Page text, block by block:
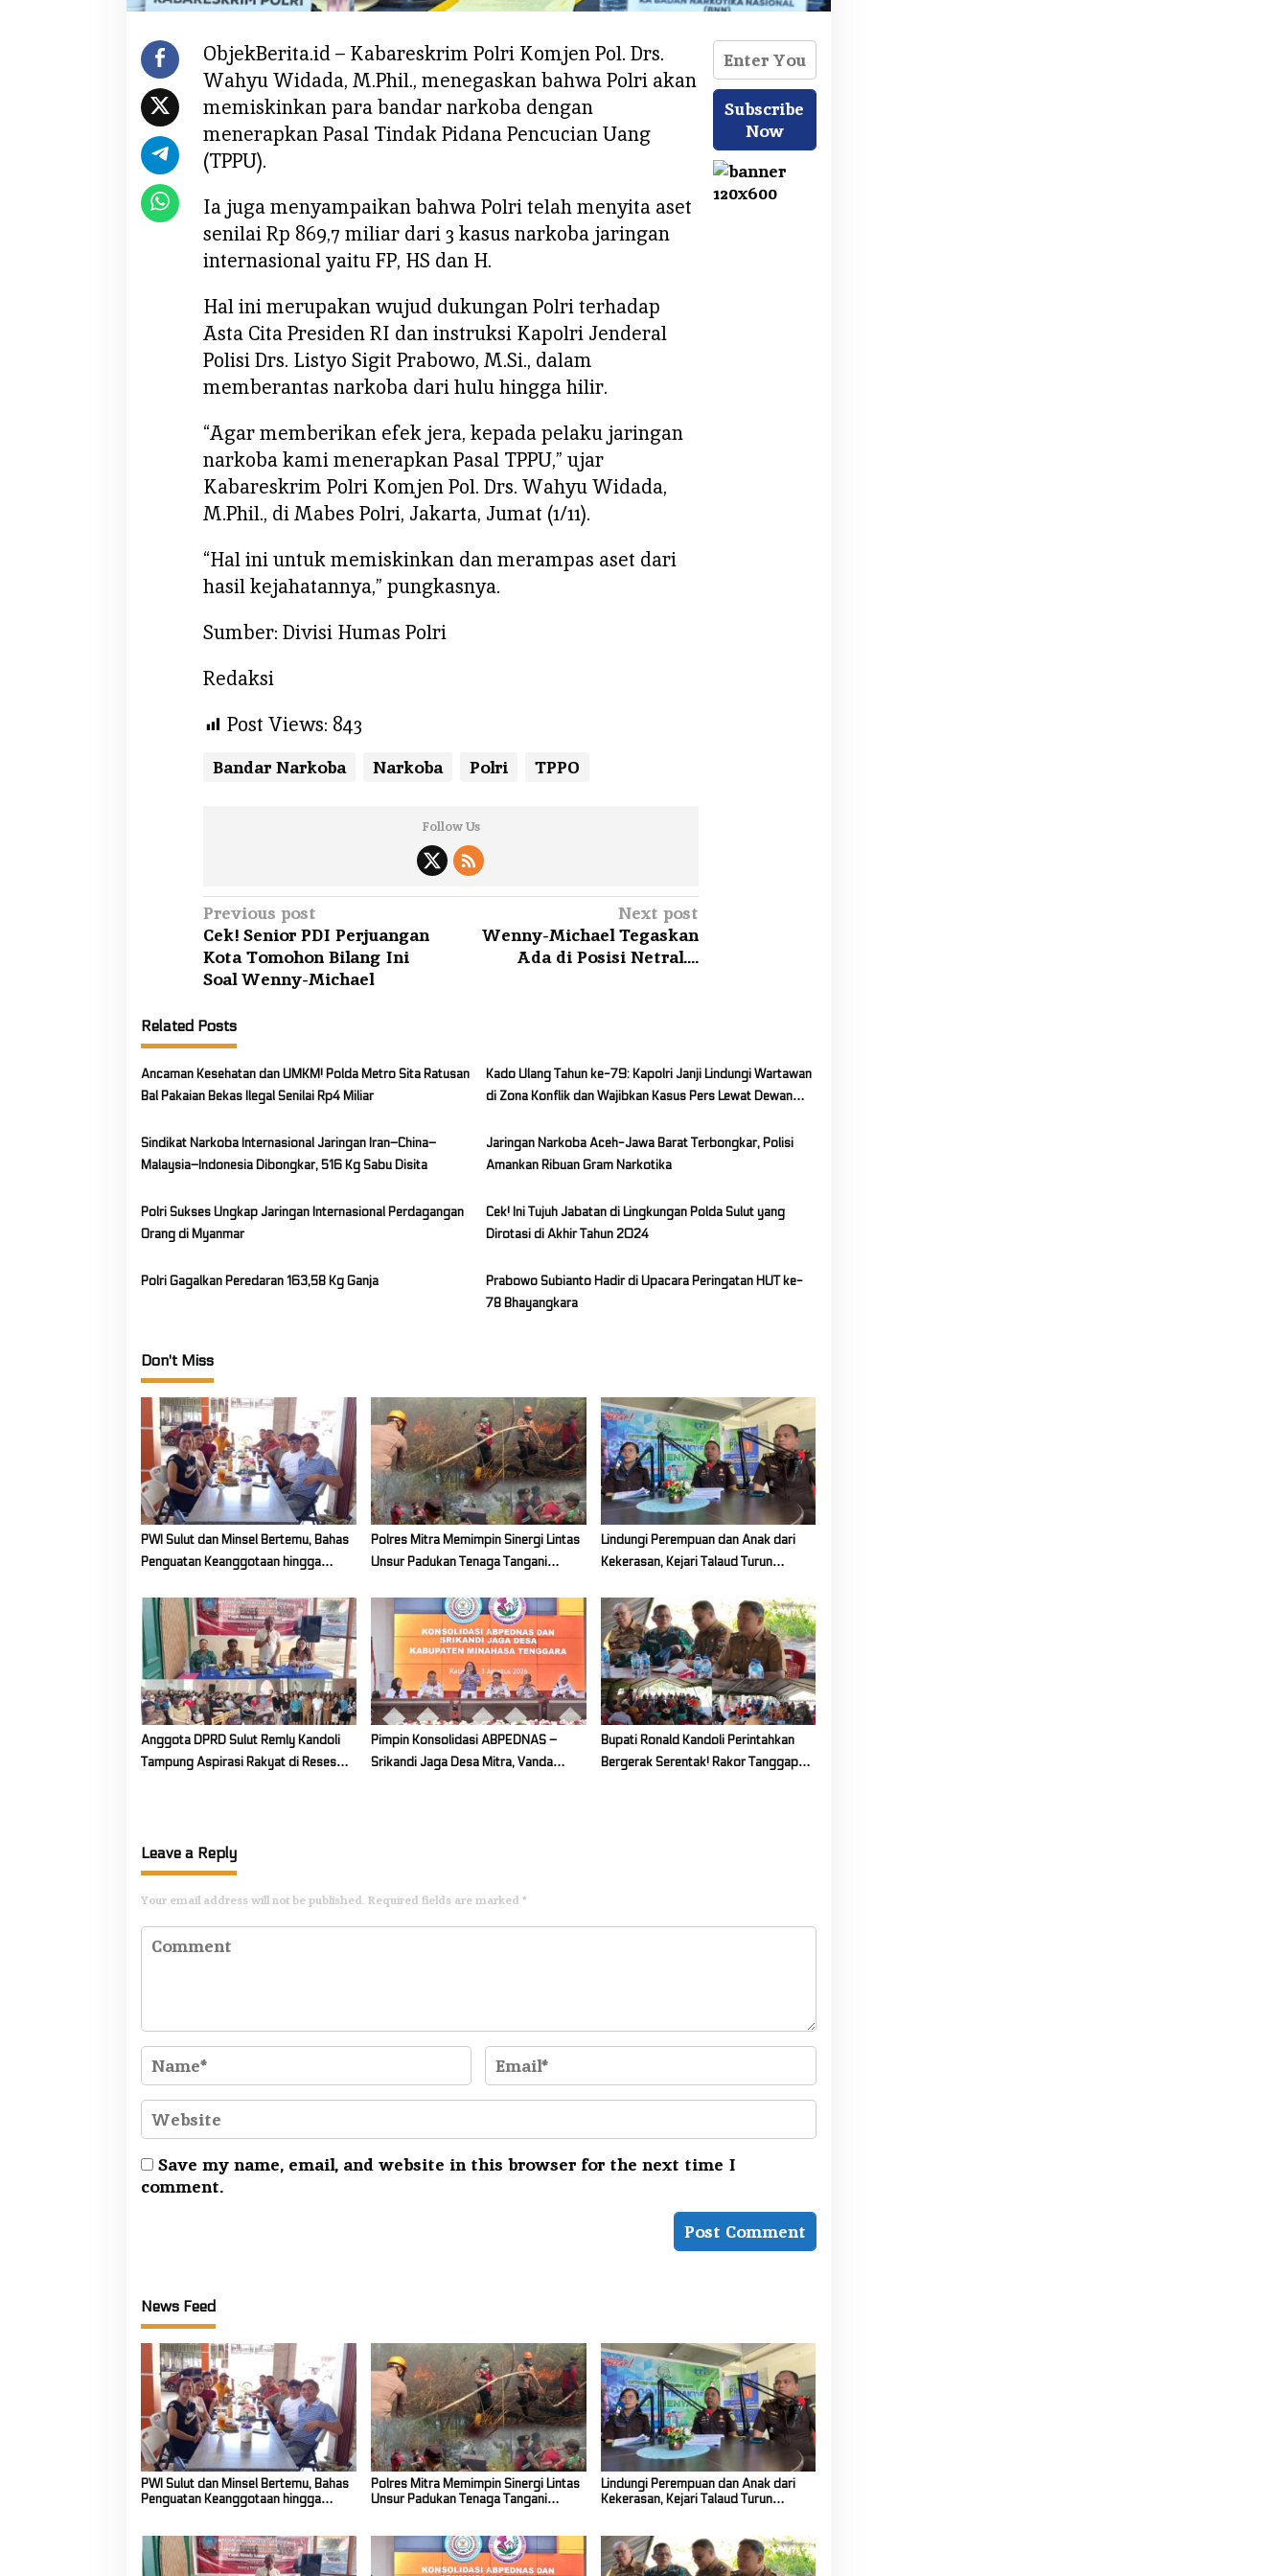
B
a
n
d
a
a
r
k
o
a
ObjekBerita.id – Kabareskrim Polri Komjen Pol. Drs.
Wahyu Widada, M.Phil., menegaskan bahwa Polri akan
memiskinkan para bandar narkoba dengan
menerapkan Pasal Tindak Pidana Pencucian Uang
(TPPU).
Ia juga menyampaikan bahwa Polri telah menyita aset
senilai Rp 869,7 miliar dari 3 kasus narkoba jaringan
internasional yaitu FP, HS dan H.
Hal ini merupakan wujud dukungan Polri terhadap
Asta Cita Presiden RI dan instruksi Kapolri Jenderal
Polisi Drs. Listyo Sigit Prabowo, M.Si., dalam
memberantas narkoba dari hulu hingga hilir.
“Agar memberikan efek jera, kepada pelaku jaringan
narkoba kami menerapkan Pasal TPPU,” ujar
Kabareskrim Polri Komjen Pol. Drs. Wahyu Widada,
M.Phil., di Mabes Polri, Jakarta, Jumat (1/11).
“Hal ini untuk memiskinkan dan merampas aset dari
hasil kejahatannya,” pungkasnya.
Sumber: Divisi Humas Polri
Redaksi
Post Views: 843
Bandar Narkoba Narkoba Polri TPPO
Follow Us
P
o
s
t
n
a
v
i
g
a
i
o
Previous post
Cek! Senior PDI Perjuangan
Kota Tomohon Bilang Ini
Soal Wenny-Michael
Next post
Wenny-Michael Tegaskan
Ada di Posisi Netral….
Related Posts
Ancaman Kesehatan dan UMKM! Polda Metro Sita Ratusan
Bal Pakaian Bekas Ilegal Senilai Rp4 Miliar
Kado Ulang Tahun ke-79: Kapolri Janji Lindungi Wartawan
di Zona Konflik dan Wajibkan Kasus Pers Lewat Dewan
Sindikat Narkoba Internasional Jaringan Iran–China–
Malaysia–Indonesia Dibongkar, 516 Kg Sabu Disita
Jaringan Narkoba Aceh-Jawa Barat Terbongkar, Polisi
Amankan Ribuan Gram Narkotika
Polri Sukses Ungkap Jaringan Internasional Perdagangan
Orang di Myanmar
Cek! Ini Tujuh Jabatan di Lingkungan Polda Sulut yang
Dirotasi di Akhir Tahun 2024
Polri Gagalkan Peredaran 163,58 Kg Ganja
Prabowo Subianto Hadir di Upacara Peringatan HUT ke-
78 Bhayangkara
Don't Miss
PWI Sulut dan Minsel Bertemu, Bahas
Penguatan Keanggotaan hingga
Polres Mitra Memimpin Sinergi Lintas
Unsur Padukan Tenaga Tangani
Lindungi Perempuan dan Anak dari
Kekerasan, Kejari Talaud Turun
Anggota DPRD Sulut Remly Kandoli
Tampung Aspirasi Rakyat di Reses
Pimpin Konsolidasi ABPEDNAS –
Srikandi Jaga Desa Mitra, Vanda
Bupati Ronald Kandoli Perintahkan
Bergerak Serentak! Rakor Tanggap
Leave a Reply
Your email address will not be published. Required fields are marked *
Save my name, email, and website in this browser for the next time I
comment.
News Feed
PWI Sulut dan Minsel Bertemu, Bahas
Penguatan Keanggotaan hingga
Polres Mitra Memimpin Sinergi Lintas
Unsur Padukan Tenaga Tangani
Lindungi Perempuan dan Anak dari
Kekerasan, Kejari Talaud Turun